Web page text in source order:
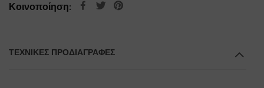
Κοινοποίηση:
ΤΕΧΝΙΚΕΣ ΠΡΟΔΙΑΓΡΑΦΕΣ